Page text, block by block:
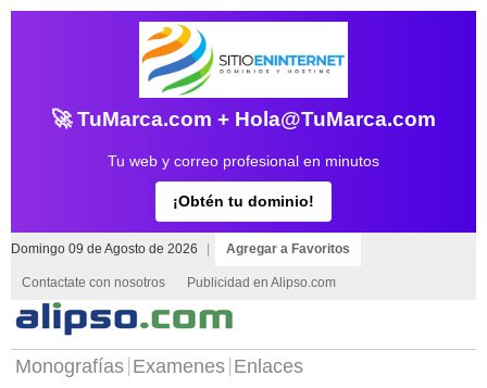
🚀 TuMarca.com + Hola@TuMarca.com
Tu web y correo profesional en minutos
¡Obtén tu dominio!
Domingo 09 de Agosto de 2026 Agregar a Favoritos
Contactate con nosotros Publicidad en Alipso.com
Monografías Examenes Enlaces